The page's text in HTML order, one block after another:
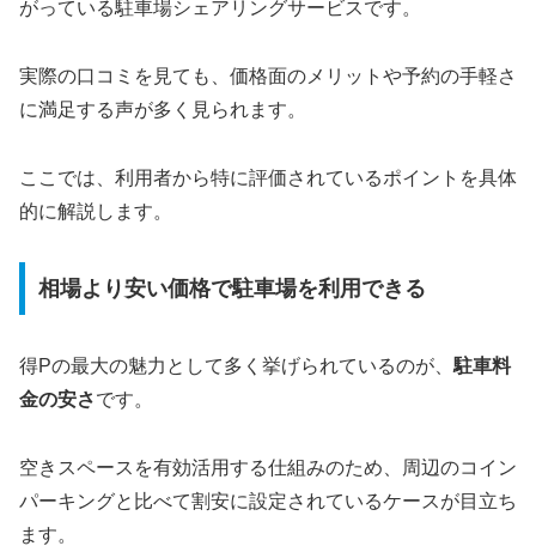
がっている駐車場シェアリングサービスです。
実際の口コミを見ても、価格面のメリットや予約の手軽さ
に満足する声が多く見られます。
ここでは、利用者から特に評価されているポイントを具体
的に解説します。
相場より安い価格で駐車場を利用できる
得Pの最大の魅力として多く挙げられているのが、 駐車料
金の安さです。
空きスペースを有効活用する仕組みのため、周辺のコイン
パーキングと比べて割安に設定されているケースが目立ち
ます。